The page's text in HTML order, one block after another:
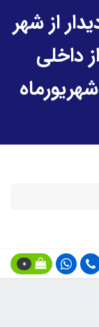
از شهر
داخلی
0